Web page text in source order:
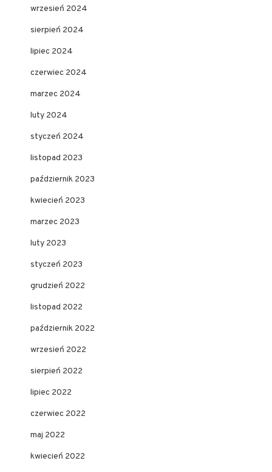
wrzesień 2024
sierpień 2024
lipiec 2024
czerwiec 2024
marzec 2024
luty 2024
styczeń 2024
listopad 2023
październik 2023
kwiecień 2023
marzec 2023
luty 2023
styczeń 2023
grudzień 2022
listopad 2022
październik 2022
wrzesień 2022
sierpień 2022
lipiec 2022
czerwiec 2022
maj 2022
kwiecień 2022